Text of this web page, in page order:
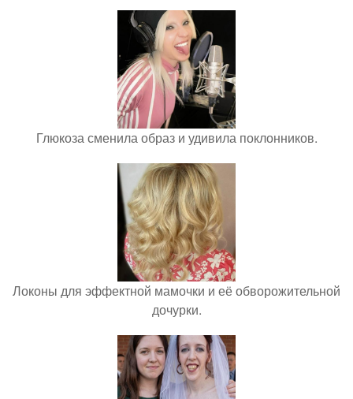
Глюкоза сменила образ и удивила поклонников.
Локоны для эффектной мамочки и её обворожительной
дочурки.